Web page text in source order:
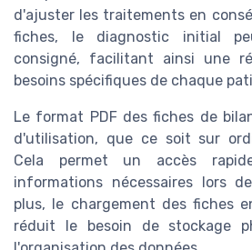
d'ajuster les traitements en
fiches, le diagnostic initial
consigné, facilitant ainsi une
besoins spécifiques de chaque
Le format PDF des fiches de
d'utilisation, que ce soit sur
Cela permet un accès
informations nécessaires lors
plus, le chargement des fiches
réduit le besoin de stockage